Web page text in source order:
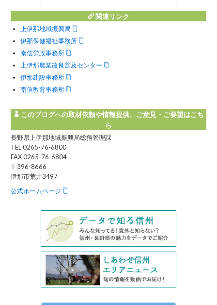
関連リンク
上伊那地域振興局
伊那保健福祉事務所
南信労政事務所
上伊那農業改良普及センター
伊那建設事務所
南信教育事務所
このブログへの取材依頼や情報提供、ご意見・ご要望はこち
ら
長野県上伊那地域振興局総務管理課
TEL 0265-76-6800
FAX 0265-76-6804
〒396-8666
伊那市荒井3497
公式ホームページ